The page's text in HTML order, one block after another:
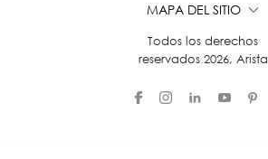
MAPA DEL SITIO
Todos los derechos
reservados 2026, Arista